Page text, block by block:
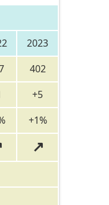
2023
402
+5
+1%
↗